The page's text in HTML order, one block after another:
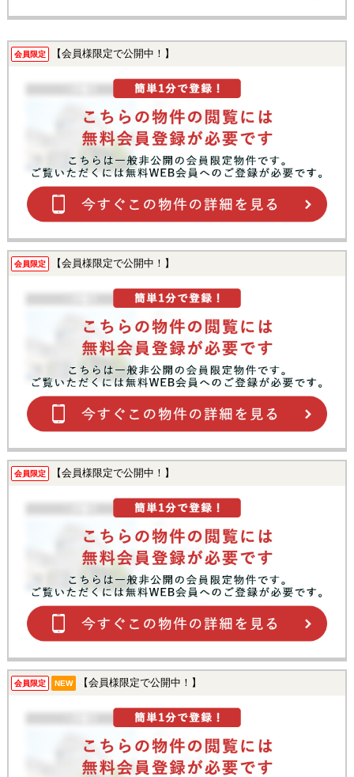
会員限定 【会員様限定で公開中！】
会員限定 【会員様限定で公開中！】
会員限定 【会員様限定で公開中！】
会員限定 NEW 【会員様限定で公開中！】